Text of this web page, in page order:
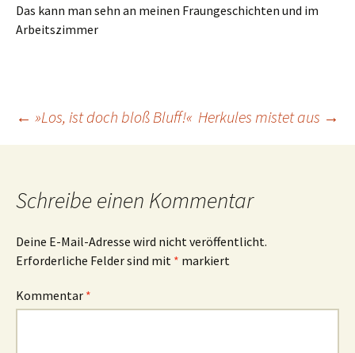
Das kann man sehn an meinen Fraungeschichten und im
Arbeitszimmer
Beitrags-
← »Los, ist doch bloß Bluff!« Herkules mistet aus →
Schreibe einen Kommentar
Deine E-Mail-Adresse wird nicht veröffentlicht.
Erforderliche Felder sind mit * markiert
Kommentar *